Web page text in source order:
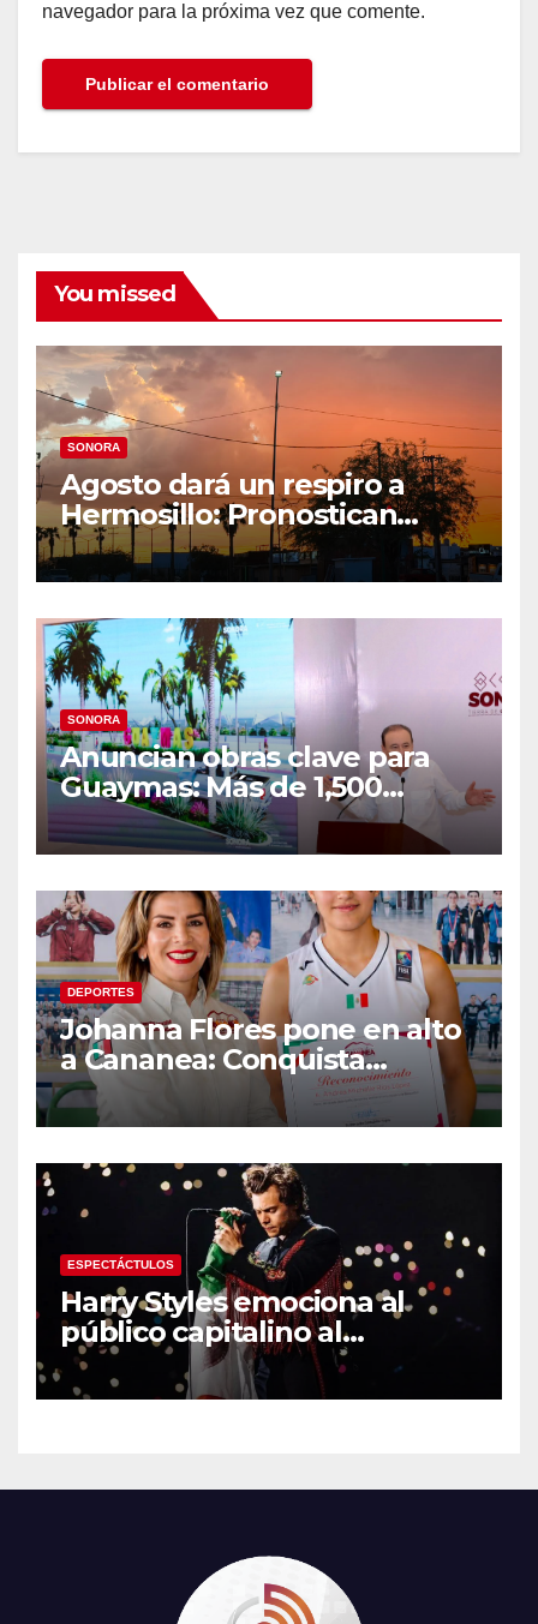
navegador para la próxima vez que comente.
You missed
SONORA
Agosto dará un respiro a
Hermosillo: Pronostican
semana lluviosa y
temperaturas de hasta 34°C
SONORA
Anuncian obras clave para
Guaymas: Más de 1,500
viviendas, modernización del
malecón y nuevo hospital del
DEPORTES
Johanna Flores pone en alto
a Cananea: Conquista
medalla de plata con la
Selección Mexicana Sub-20
Centroamericanos
ESPECTÁCTULOS
Harry Styles emociona al
público capitalino al
interpretar “Cielito Lindo” en
su tercer concierto en la